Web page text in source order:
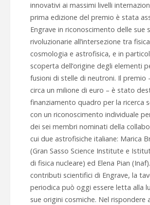
innovativi ai massimi livelli
prima edizione del premio è stata
Engrave in riconoscimento delle sue
rivoluzionarie all’intersezione tra
cosmologia e astrofisica, e in
scoperta dell’origine degli elementi
fusioni di stelle di neutroni. Il premio
circa un milione di euro – è stato
finanziamento quadro per la ricerca
con un riconoscimento individuale
dei sei membri nominati della
cui due astrofisiche italiane: Marica
(Gran Sasso Science Institute e
di fisica nucleare) ed Elena Pian
contributi scientifici di Engrave, la
periodica può oggi essere letta alla
sue origini cosmiche. Nel rispondere